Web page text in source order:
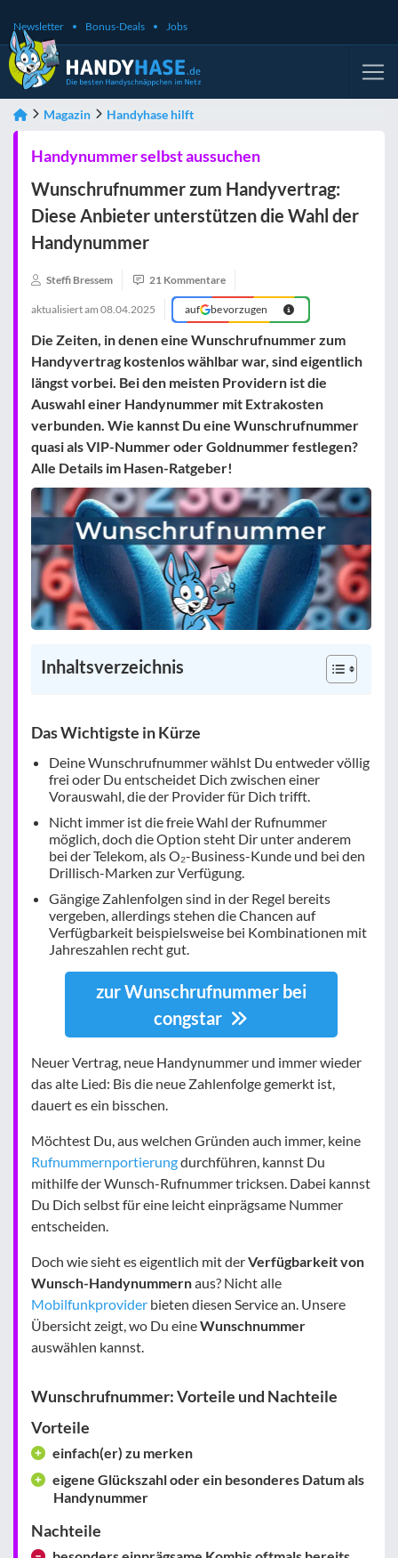
Newsletter Bonus-Deals Jobs
Magazin Handyhase hilft
Handynummer selbst aussuchen
Wunschrufnummer zum Handyvertrag:
Diese Anbieter unterstützen die Wahl der
Handynummer
Steffi Bressem 21 Kommentare
aktualisiert am 08.04.2025 auf bevorzugen
Die Zeiten, in denen eine Wunschrufnummer zum
Handyvertrag kostenloswählbar war, sind eigentlich
längst vorbei. Bei den meisten Providern ist die
Auswahl einer Handynummer mit Extrakosten
verbunden. Wie kannst Du eine Wunschrufnummer
quasi alsVIP-NummeroderGoldnummerfestlegen?
Alle Details im Hasen-Ratgeber!
Inhaltsverzeichnis
Das Wichtigste in Kürze
Deine Wunschrufnummer wählst Du entweder völlig
frei oder Du entscheidet Dich zwischen einer
Vorauswahl, die der Provider für Dich trifft.
Nicht immer ist die freie Wahl der Rufnummer
möglich, doch die Option steht Dir unter anderem
bei der Telekom, als O₂-Business-Kunde und bei den
Drillisch-Marken zur Verfügung.
Gängige Zahlenfolgen sind in der Regel bereits
vergeben, allerdings stehen die Chancen auf
Verfügbarkeit beispielsweise bei Kombinationen mit
Jahreszahlen recht gut.
zur Wunschrufnummer bei
congstar
Neuer Vertrag, neue Handynummer und immer wieder
das alte Lied: Bis die neue Zahlenfolge gemerkt ist,
dauert es ein bisschen.
Möchtest Du, aus welchen Gründen auch immer, keine
Rufnummernportierungdurchführen, kannst Du
mithilfe der Wunsch-Rufnummer tricksen. Dabei kannst
Du Dich selbst für eine leicht einprägsame Nummer
entscheiden.
Doch wie sieht es eigentlich mit derVerfügbarkeit von
Wunsch-Handynummernaus? Nicht alle
Mobilfunkprovider bieten diesen Service an. Unsere
Übersicht zeigt, wo Du eineWunschnummer
auswählen kannst.
Wunschrufnummer: Vorteile und Nachteile
Vorteile
einfach(er) zu merken
eigene Glückszahl oder ein besonderes Datum als
Handynummer
Nachteile